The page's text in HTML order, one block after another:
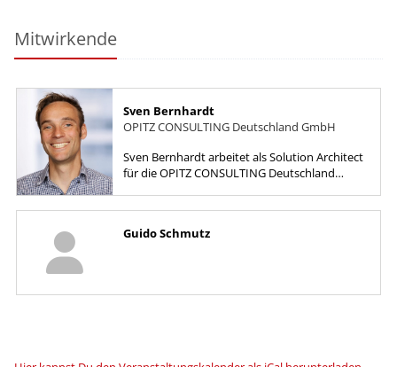
Mitwirkende
Sven Bernhardt
OPITZ CONSULTING Deutschland GmbH
Sven Bernhardt arbeitet als Solution Architect
für die OPITZ CONSULTING Deutschland
Guido Schmutz